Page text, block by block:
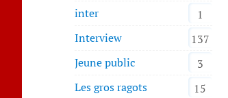
inter
1
Interview
137
Jeune public
3
Les gros ragots
15